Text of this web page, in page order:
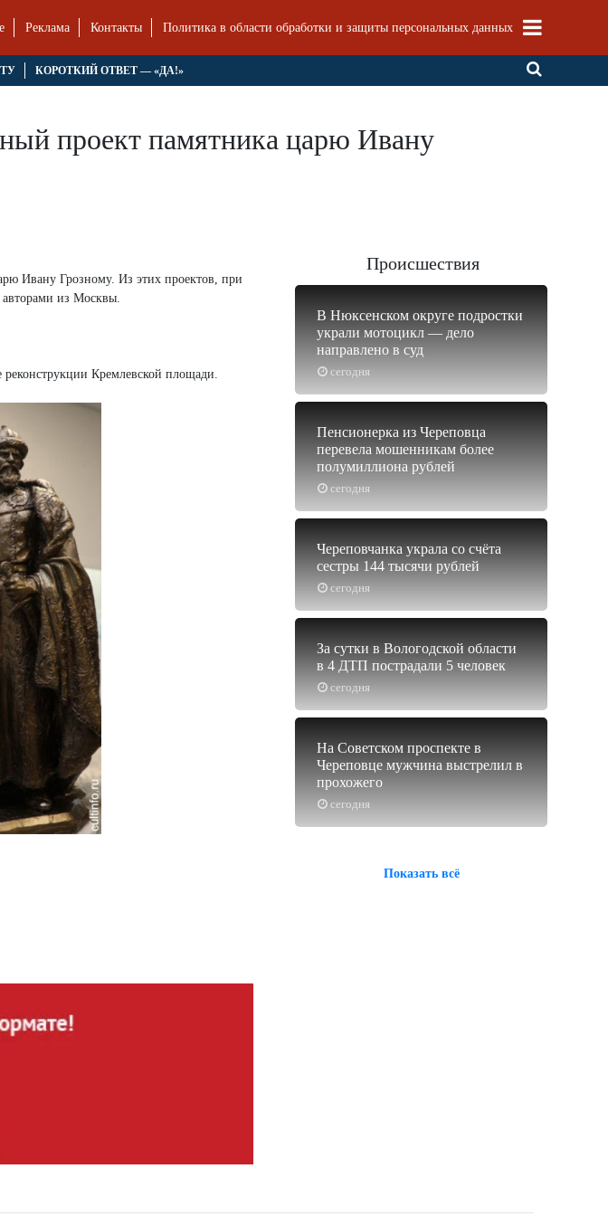
Реклама Контакты Политика в области обработки и защиты персональных данных
КОРОТКИЙ ОТВЕТ — «ДА!»
проект памятника царю Ивану
Ивану Грозному. Из этих проектов, при
из Москвы.
Кремлевской площади.
Происшествия
сегодня
В Нюксенском округе подростки
украли мотоцикл — дело
направлено в суд
сегодня
Пенсионерка из Череповца
перевела мошенникам более
полумиллиона рублей
сегодня
Череповчанка украла со счёта
сестры 144 тысячи рублей
сегодня
За сутки в Вологодской области
в 4 ДТП пострадали 5 человек
сегодня
На Советском проспекте в
Череповце мужчина выстрелил в
прохожего
Показать всё